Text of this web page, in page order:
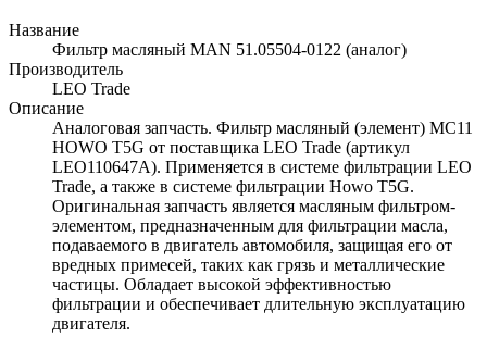
Название
Фильтр масляный MAN 51.05504-0122 (аналог)
Производитель
LEO Trade
Описание
Аналоговая запчасть. Фильтр масляный (элемент) MC11
HOWO T5G от поставщика LEO Trade (артикул
LEO110647A). Применяется в системе фильтрации LEO
Trade, а также в системе фильтрации Howo T5G.
Оригинальная запчасть является масляным фильтром-
элементом, предназначенным для фильтрации масла,
подаваемого в двигатель автомобиля, защищая его от
вредных примесей, таких как грязь и металлические
частицы. Обладает высокой эффективностью
фильтрации и обеспечивает длительную эксплуатацию
двигателя.